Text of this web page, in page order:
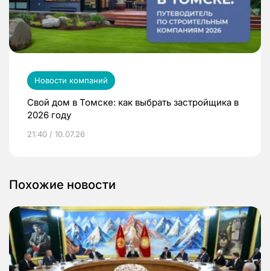
Новости компаний
Свой дом в Томске: как выбрать застройщика в
2026 году
21:40 / 10.07.26
Похожие новости